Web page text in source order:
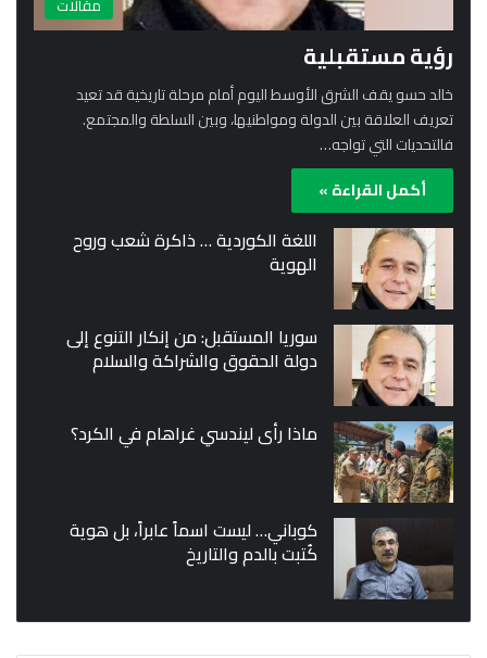
مقالات
رؤية مستقبلية
خالد حسو يقف الشرق الأوسط اليوم أمام مرحلة تاريخية قد تعيد
تعريف العلاقة بين الدولة ومواطنيها، وبين السلطة والمجتمع.
فالتحديات التي تواجه…
أكمل القراءة »
اللغة الكوردية … ذاكرة شعب وروح
الهوية
سوريا المستقبل: من إنكار التنوع إلى
دولة الحقوق والشراكة والسلام
ماذا رأى ليندسي غراهام في الكرد؟
كوباني… ليست اسماً عابراً، بل هوية
كُتبت بالدم والتاريخ